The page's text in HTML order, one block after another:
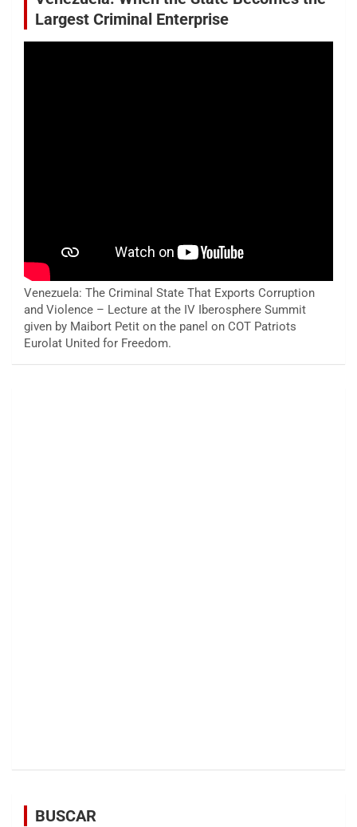
Largest Criminal Enterprise
Venezuela: The Criminal State That Exports Corruption
and Violence – Lecture at the IV Iberosphere Summit
given by Maibort Petit on the panel on COT Patriots
Eurolat United for Freedom.
BUSCAR